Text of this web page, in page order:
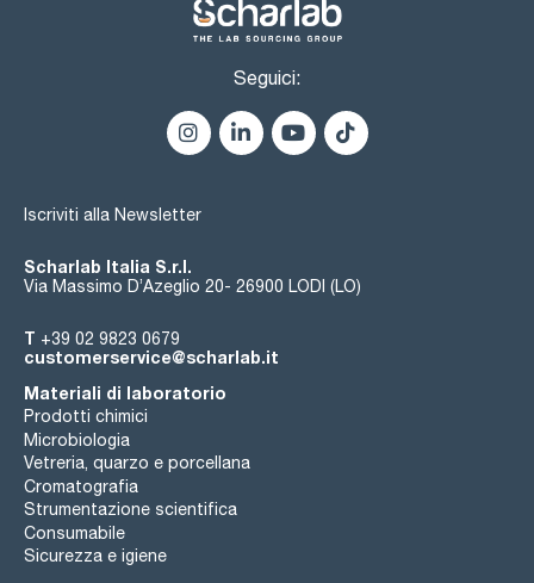
Seguici:
Iscriviti alla Newsletter
Scharlab Italia S.r.l.
Via Massimo D’Azeglio 20- 26900 LODI (LO)
T +39 02 9823 0679
customerservice@scharlab.it
Materiali di laboratorio
Prodotti chimici
Microbiologia
Vetreria, quarzo e porcellana
Cromatografia
Strumentazione scientifica
Consumabile
Sicurezza e igiene